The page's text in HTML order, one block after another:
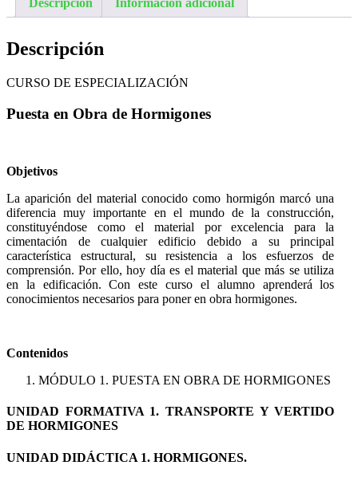
Descripción
Información adicional
Descripción
CURSO DE ESPECIALIZACIÓN
Puesta en Obra de Hormigones
Objetivos
La aparición del material conocido como hormigón marcó una
diferencia muy importante en el mundo de la construcción,
constituyéndose como el material por excelencia para la
cimentación de cualquier edificio debido a su principal
característica estructural, su resistencia a los esfuerzos de
comprensión. Por ello, hoy día es el material que más se utiliza
en la edificación. Con este curso el alumno aprenderá los
conocimientos necesarios para poner en obra hormigones.
Contenidos
MÓDULO 1. PUESTA EN OBRA DE HORMIGONES
UNIDAD FORMATIVA 1. TRANSPORTE Y VERTIDO
DE HORMIGONES
UNIDAD DIDÁCTICA 1. HORMIGONES.